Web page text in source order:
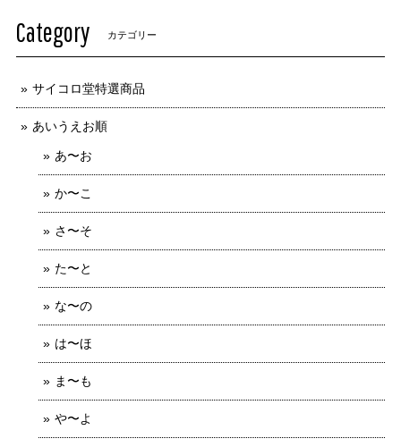
Category カテゴリー
サイコロ堂特選商品
あいうえお順
あ〜お
か〜こ
さ〜そ
た〜と
な〜の
は〜ほ
ま〜も
や〜よ